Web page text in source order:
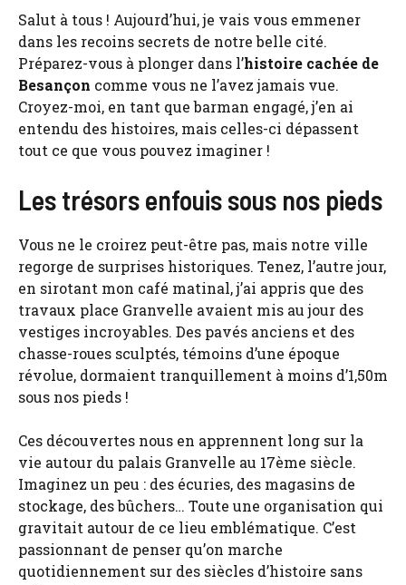
Salut à tous ! Aujourd’hui, je vais vous emmener
dans les recoins secrets de notre belle cité.
Préparez-vous à plonger dans l’histoire cachée de
Besançon comme vous ne l’avez jamais vue.
Croyez-moi, en tant que barman engagé, j’en ai
entendu des histoires, mais celles-ci dépassent
tout ce que vous pouvez imaginer !
Les trésors enfouis sous nos pieds
Vous ne le croirez peut-être pas, mais notre ville
regorge de surprises historiques. Tenez, l’autre jour,
en sirotant mon café matinal, j’ai appris que des
travaux place Granvelle avaient mis au jour des
vestiges incroyables. Des pavés anciens et des
chasse-roues sculptés, témoins d’une époque
révolue, dormaient tranquillement à moins d’1,50m
sous nos pieds !
Ces découvertes nous en apprennent long sur la
vie autour du palais Granvelle au 17ème siècle.
Imaginez un peu : des écuries, des magasins de
stockage, des bûchers… Toute une organisation qui
gravitait autour de ce lieu emblématique. C’est
passionnant de penser qu’on marche
quotidiennement sur des siècles d’histoire sans